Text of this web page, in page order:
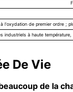
l'oxydation de premier ordre ;
industriels à haute
De Vie
de la